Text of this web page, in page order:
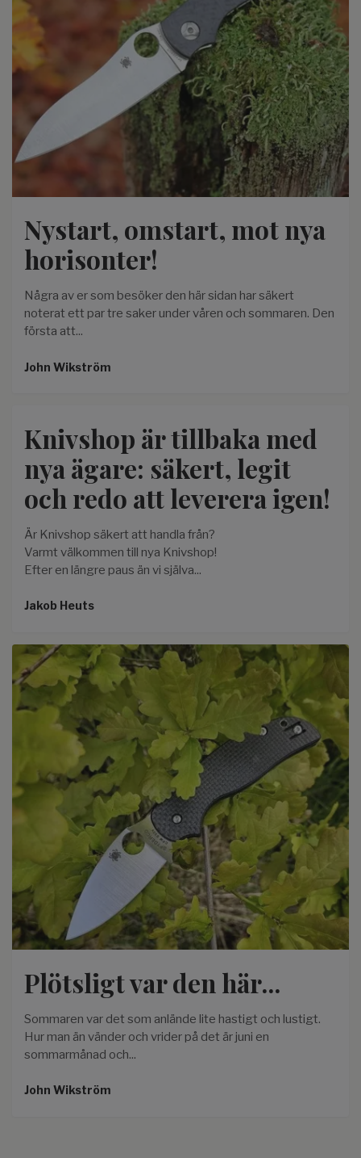
Nystart, omstart, mot nya
horisonter!
Några av er som besöker den här sidan har säkert
noterat ett par tre saker under våren och sommaren. Den
första att...
John Wikström
Knivshop är tillbaka med
nya ägare: säkert, legit
och redo att leverera igen!
Är Knivshop säkert att handla från?
Varmt välkommen till nya Knivshop!
Efter en längre paus än vi själva...
Jakob Heuts
Plötsligt var den här...
Sommaren var det som anlände lite hastigt och lustigt.
Hur man än vänder och vrider på det är juni en
sommarmånad och...
John Wikström